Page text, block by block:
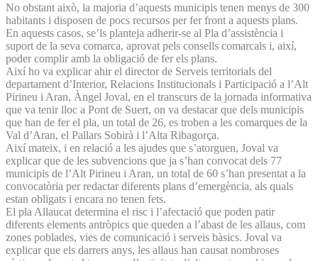
No obstant això, la majoria d’aquests municipis tenen menys de 300
habitants i disposen de pocs recursos per fer front a aquests plans.
En aquests casos, se’ls planteja adherir-se al Pla d’assistència i
suport de la seva comarca, aprovat pels consells comarcals i, així,
poder complir amb la obligació de fer els plans.
Així ho va explicar ahir el director de Serveis territorials del
departament d’Interior, Relacions Institucionals i Participació a l’Alt
Pirineu i Aran, Àngel Joval, en el transcurs de la jornada informativa
que va tenir lloc a Pont de Suert, on va destacar que dels municipis
que han de fer el pla, un total de 26, es troben a les comarques de la
Val d’Aran, el Pallars Sobirà i l’Alta Ribagorça.
Així mateix, i en relació a les ajudes que s’atorguen, Joval va
explicar que de les subvencions que ja s’han convocat dels 77
municipis de l’Alt Pirineu i Aran, un total de 60 s’han presentat a la
convocatòria per redactar diferents plans d’emergència, als quals
estan obligats i encara no tenen fets.
El pla Allaucat determina el risc i l’afectació que poden patir
diferents elements antròpics que queden a l’abast de les allaus, com
zones poblades, vies de comunicació i serveis bàsics. Joval va
explicar que els darrers anys, les allaus han causat nombroses